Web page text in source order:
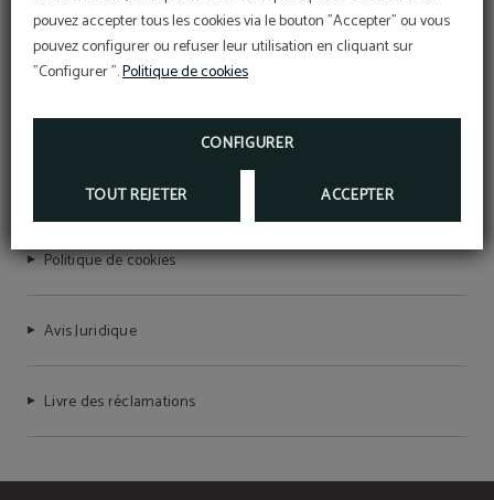
pouvez accepter tous les cookies via le bouton "Accepter" ou vous
pouvez configurer ou refuser leur utilisation en cliquant sur
"Configurer ".Politique de cookies
CONFIGURER
TOUT REJETER ACCEPTER
MERAPRIME GOLD DESIGN HOTEL
Politique de confidentialité
Politique de cookies
Avis Juridique
Livre des réclamations